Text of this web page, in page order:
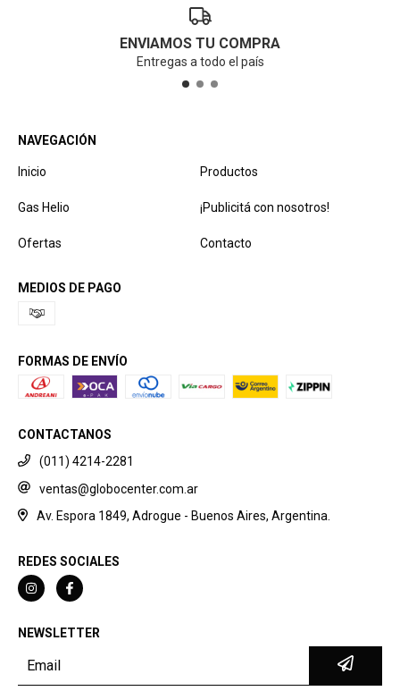
ENVIAMOS TU COMPRA
Entregas a todo el país
NAVEGACIÓN
Inicio Productos
Gas Helio ¡Publicitá con nosotros!
Ofertas Contacto
MEDIOS DE PAGO
FORMAS DE ENVÍO
CONTACTANOS
(011) 4214-2281
ventas@globocenter.com.ar
Av. Espora 1849, Adrogue - Buenos Aires, Argentina.
REDES SOCIALES
NEWSLETTER